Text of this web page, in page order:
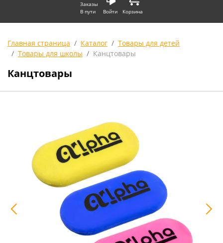
Заказы
В пути
Войти Корзина
Главная страница Каталог
Товары для детей
Товары для школы
Канцтовары
Канцтовары